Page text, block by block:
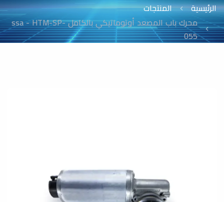
الرئيسية
المنتجات
محرك باب المصعد أوتوماتيكي بالكامل ssa - HTM-SP-
055